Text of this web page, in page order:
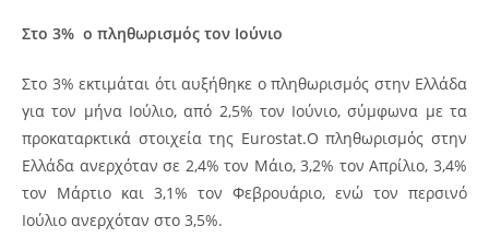
Στο 3% ο πληθωρισμός τον Ιούνιο
Στο 3% εκτιμάται ότι αυξήθηκε ο πληθωρισμός στην Ελλάδα
για τον μήνα Ιούλιο, από 2,5% τον Ιούνιο, σύμφωνα με τα
προκαταρκτικά στοιχεία της Eurostat.Ο πληθωρισμός στην
Ελλάδα ανερχόταν σε 2,4% τον Μάιο, 3,2% τον Απρίλιο, 3,4%
τον Μάρτιο και 3,1% τον Φεβρουάριο, ενώ τον περσινό
Ιούλιο ανερχόταν στο 3,5%.